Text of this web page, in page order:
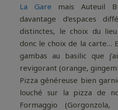
La Gare mais Auteuil
davantage d’espaces
distinctes, le choix du
donc le choix de la carte…
gambas au basilic que
revigorant (orange,
Pizza généreuse bien
louché sur la pizza de
Formaggio